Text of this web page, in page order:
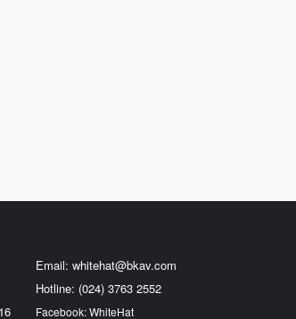
Email: whitehat@bkav.com
Hotline: (024) 3763 2552
Facebook: WhiteHat